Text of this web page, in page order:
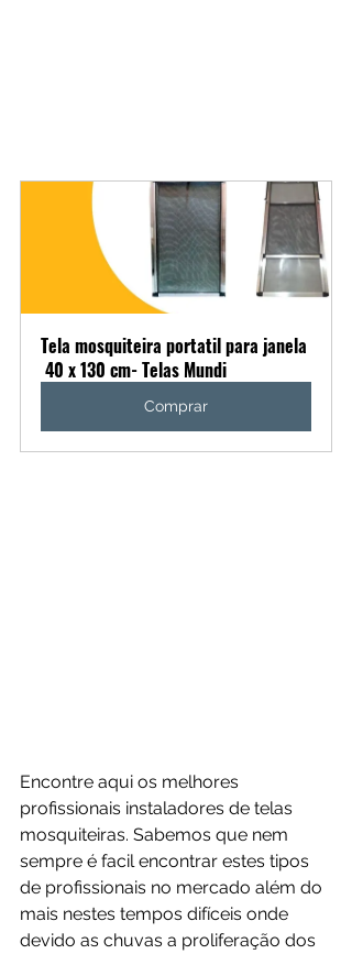
Tela mosquiteira portatil para janela
40 x 130 cm- Telas Mundi
Comprar
Encontre aqui os melhores
profissionais instaladores de telas
mosquiteiras. Sabemos que nem
sempre é facil encontrar estes tipos
de profissionais no mercado além do
mais nestes tempos difíceis onde
devido as chuvas a proliferação dos